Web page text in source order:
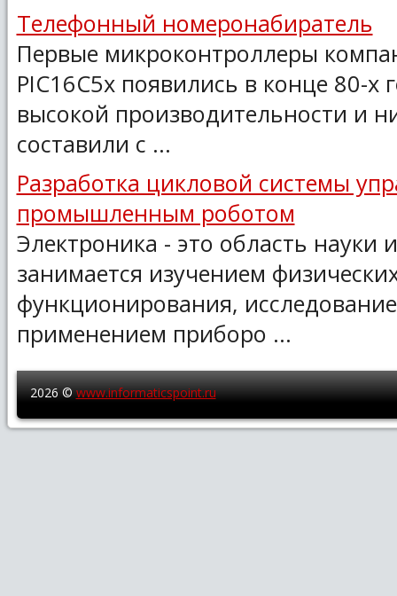
Телефонный номеронабиратель
Первые микроконтроллеры
PIC16C5x появились в конце 80-х
высокой производительности и
составили с ...
Разработка цикловой системы
промышленным роботом
Электроника - это область науки
занимается изучением
функционирования,
применением приборо ...
2026 ©www.informaticspoint.ru